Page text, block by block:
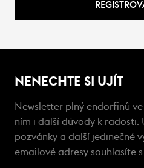
NENECHTE SI UJÍT
Newsletter plný endorfinů
ním i další důvody k radosti.
pozvánky a další jedinečné
emailové adresy souhlasíte s